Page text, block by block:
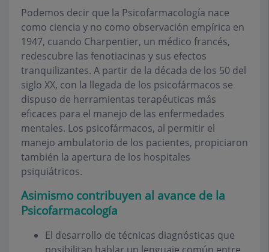
Podemos decir que la Psicofarmacología nace
como ciencia y no como observación empírica en
1947, cuando Charpentier, un médico francés,
redescubre las fenotiacinas y sus efectos
tranquilizantes. A partir de la década de los 50 del
siglo XX, con la llegada de los psicofármacos se
dispuso de herramientas terapéuticas más
eficaces para el manejo de las enfermedades
mentales. Los psicofármacos, al permitir el
manejo ambulatorio de los pacientes, propiciaron
también la apertura de los hospitales
psiquiátricos.
Asimismo contribuyen al avance de la
Psicofarmacología
El desarrollo de técnicas diagnósticas que